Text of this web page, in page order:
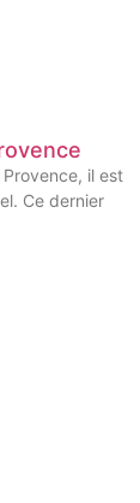
il est
Ce dernier